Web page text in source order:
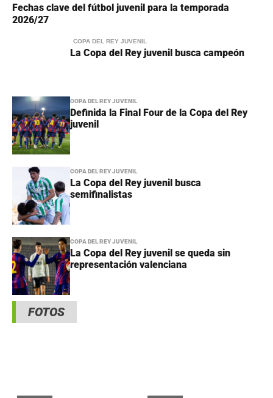
Fechas clave del fútbol juvenil para la temporada
2026/27
COPA DEL REY JUVENIL
La Copa del Rey juvenil busca campeón
COPA DEL REY JUVENIL
Definida la Final Four de la Copa del Rey
juvenil
COPA DEL REY JUVENIL
La Copa del Rey juvenil busca
semifinalistas
COPA DEL REY JUVENIL
La Copa del Rey juvenil se queda sin
representación valenciana
FOTOS